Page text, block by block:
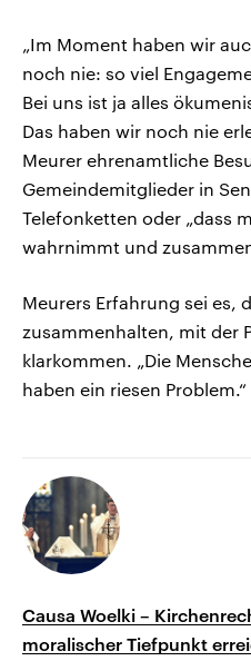
„Im Moment haben wir
noch nie: so viel
Bei uns ist ja alles
Das haben wir noch nie
Meurer ehrenamtliche
Gemeindemitglieder in
Telefonketten oder „dass
wahrnimmt und
Meurers Erfahrung sei es,
zusammenhalten, mit der
klarkommen. „Die
haben ein riesen Problem.“
Causa Woelki –
moralischer Tiefpunkt